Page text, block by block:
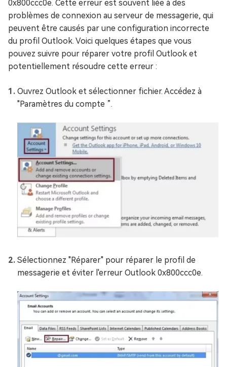
0x800ccc0e. Cette erreur est souvent liée à des
problèmes de connexion au serveur de messagerie, qui
peuvent être causés par une configuration incorrecte
du profil Outlook. Voici quelques étapes que vous
pouvez suivre pour réparer votre profil Outlook et
potentiellement résoudre cette erreur :
Ouvrez Outlook et sélectionner fichier. Accédez à
"Paramètres du compte ”.
Sélectionnez "Réparer" pour réparer le profil de
messagerie et éviter l'erreur Outlook 0x800ccc0e.